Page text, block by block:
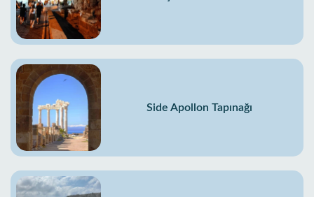
Side Apollon Tapınağı